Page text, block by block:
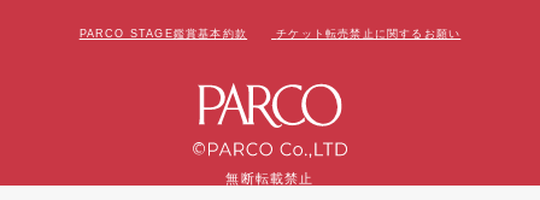
PARCO STAGE鑑賞基本約款 チケット転売禁止に関するお願い
無断転載禁止